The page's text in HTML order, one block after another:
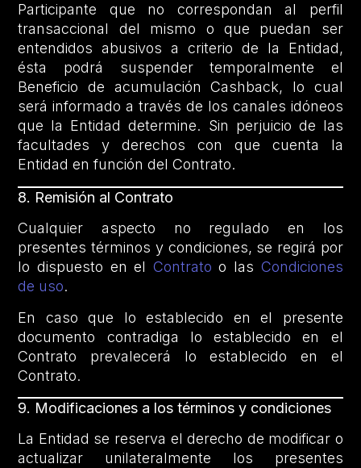
Participante que no correspondan al perfil
transaccional del mismo o que puedan ser
entendidos abusivos a criterio de la Entidad,
ésta podrá suspender temporalmente el
Beneficio de acumulación Cashback, lo cual
será informado a través de los canales idóneos
que la Entidad determine. Sin perjuicio de las
facultades y derechos con que cuenta la
Entidad en función del Contrato.
8. Remisión al Contrato
Cualquier aspecto no regulado en los
presentes términos y condiciones, se regirá por
lo dispuesto en el Contratoo las Condiciones
de uso.
En caso que lo establecido en el presente
documento contradiga lo establecido en el
Contrato prevalecerá lo establecido en el
Contrato.
9. Modificaciones a los términos y condiciones
La Entidad se reserva el derecho de modificar o
actualizar unilateralmente los presentes